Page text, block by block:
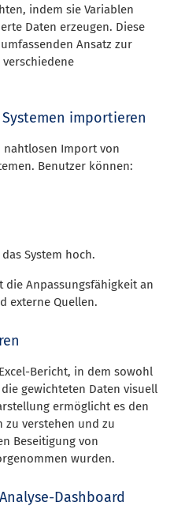
indem sie Variablen
Daten erzeugen. Diese
Ansatz zur
importieren
Import von
Benutzer können:
System hoch.
die Anpassungsfähigkeit an
externe Quellen.
Bericht, in dem sowohl
gewichteten Daten visuell
ermöglicht es den
zu verstehen und zu
Beseitigung von
wurden.
Dashboard